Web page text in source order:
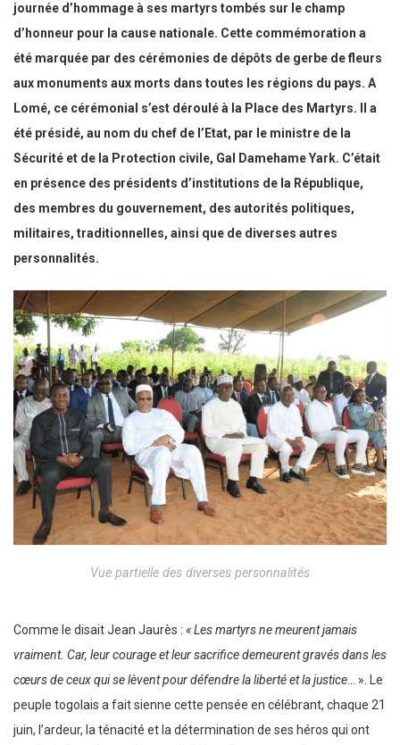
journée d’hommage à ses martyrs tombés sur le champ
d’honneur pour la cause nationale. Cette commémoration a
été marquée par des cérémonies de dépôts de gerbe de fleurs
aux monuments aux morts dans toutes les régions du pays. A
Lomé, ce cérémonial s’est déroulé à la Place des Martyrs. Il a
été présidé, au nom du chef de l’Etat, par le ministre de la
Sécurité et de la Protection civile, Gal Damehame Yark. C’était
en présence des présidents d’institutions de la République,
des membres du gouvernement, des autorités politiques,
militaires, traditionnelles, ainsi que de diverses autres
personnalités.
Vue partielle des diverses personnalités
Comme le disait Jean Jaurès : « Les martyrs ne meurent jamais
vraiment. Car, leur courage et leur sacrifice demeurent gravés dans les
cœurs de ceux qui se lèvent pour défendre la liberté et la justice… ». Le
peuple togolais a fait sienne cette pensée en célébrant, chaque 21
juin, l’ardeur, la ténacité et la détermination de ses héros qui ont